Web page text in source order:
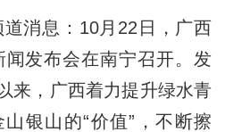
消息：10月22日，广西
发布会在南宁召开。发
来，广西着力提升绿水青
银山的“价值”，不断擦